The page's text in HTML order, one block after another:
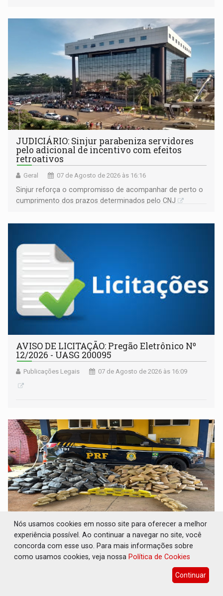
JUDICIÁRIO: Sinjur parabeniza servidores
pelo adicional de incentivo com efeitos
retroativos
Geral 07 de Agosto de 2026 às 16:16
Sinjur reforça o compromisso de acompanhar de perto o
cumprimento dos prazos determinados pelo CNJ
AVISO DE LICITAÇÃO: Pregão Eletrônico Nº
12/2026 - UASG 200095
Publicações Legais 07 de Agosto de 2026 às 16:09
BR-364: Polícia apreende mais de uma
tonelada de drogas em fundo falso de
caminhão
Nós usamos cookies em nosso site para oferecer a melhor
experiência possível. Ao continuar a navegar no site, você
concorda com esse uso. Para mais informações sobre
como usamos cookies, veja nossa Política de Cookies
Continuar